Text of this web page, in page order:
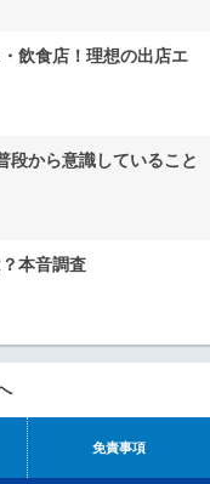
飲食店！理想の出店エ
段から意識していること
本音調査
免責事項